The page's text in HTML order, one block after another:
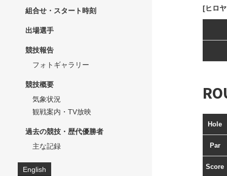
[ヒロ
Hole
Par
Score
組合せ・スタート時刻
出場選手
競技報告
フォトギャラリー
競技概要
気象状況
観戦案内・TV放映
過去の競技・歴代優勝者
主な記録
English